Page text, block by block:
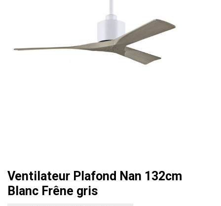
Ventilateur Plafond Nan 132cm
Blanc Frêne gris